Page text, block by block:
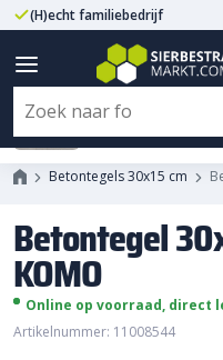
(H)echt familiebedrijf
Betontegels 30x15 cm
Betontegel
KOMO
Online op voorraad, direct
Artikelnummer: 11008544
Betontegel
KOMO